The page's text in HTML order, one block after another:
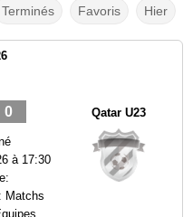
Terminés Favoris Hier
0
à 17:30
Matchs
Qatar U23